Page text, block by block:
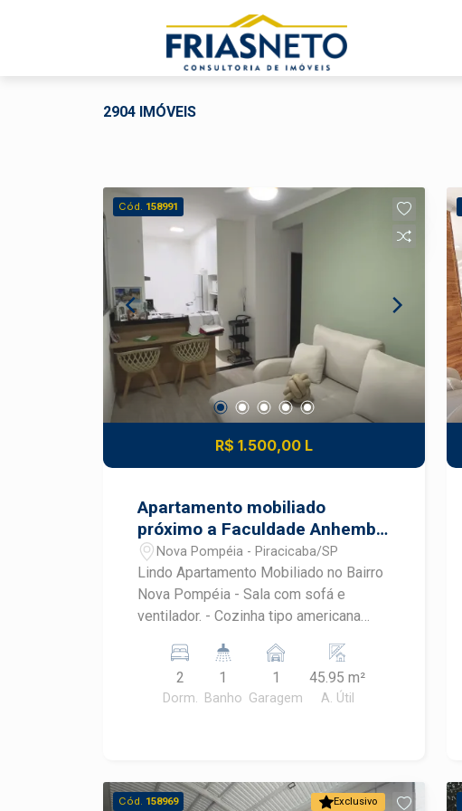
2904 IMÓVEIS
Cód. 158991
R$ 1.500,00 L
Apartamento mobiliado
próximo a Faculdade Anhembi
Morumbi
Nova Pompéia - Piracicaba/SP
Lindo Apartamento Mobiliado no Bairro
Nova Pompéia - Sala com sofá e
ventilador. - Cozinha tipo americana
máquina de lavar e armários planejados.
- Banheiro com box e gabinete. -
Dormitório 1: Cama de casal, armário
2
Dorm.
1
Banho
1
Garagem
45.95 m²
A. Útil
Exclusivo
Cód. 158969